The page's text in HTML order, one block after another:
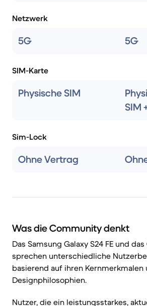
Netzwerk
5G 5G
SIM-Karte
Physische SIM
SIM
Sim-Lock
Ohne Vertrag
Was die Community denkt
Das Samsung Galaxy S24 FE und
sprechen unterschiedliche
basierend auf ihren Kernmerkmalen
Designphilosophien.
Nutzer, die ein leistungsstarkes,